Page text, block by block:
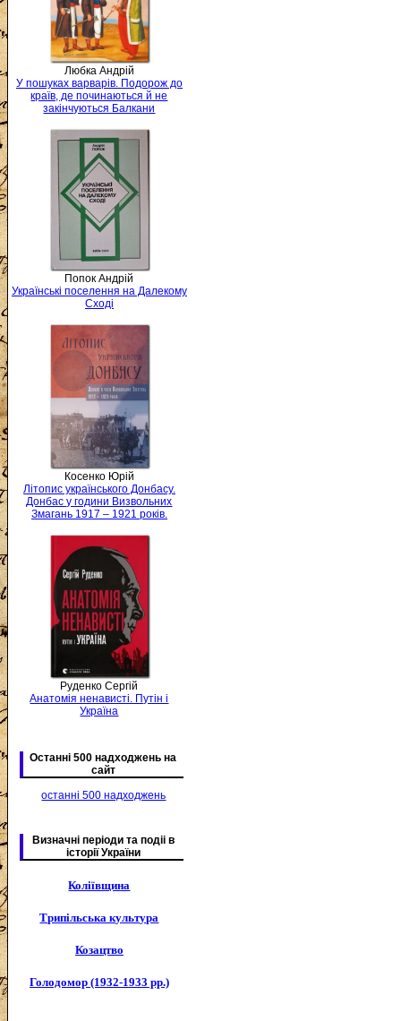
Любка Андрій
У пошуках варварів. Подорож до
країв, де починаються й не
закінчуються Балкани
Попок Андрій
Українські поселення на Далекому
Сході
Косенко Юрій
Літопис українського Донбасу.
Донбас у години Визвольних
Змагань 1917 – 1921 років.
Руденко Сергій
Анатомія ненависті. Путін і
Україна
Останні 500 надходжень на
сайт
останні 500 надходжень
Визначні періоди та подіі в
історії України
Коліївщина
Трипільська культура
Козацтво
Голодомор (1932-1933 рр.)